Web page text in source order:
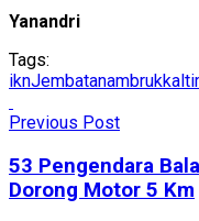
Yanandri
Tags:
iknJembatanambruk
Previous Post
53 Pengendara
Dorong Motor 5 Km